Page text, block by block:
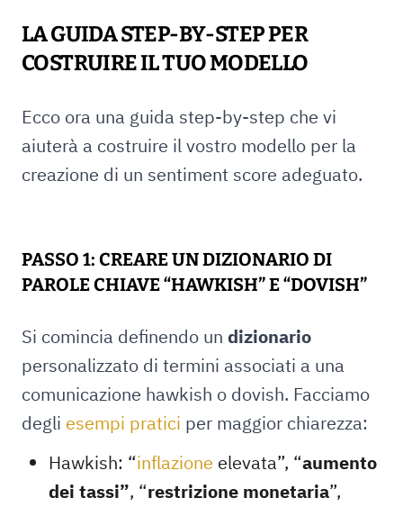
LA GUIDA STEP-BY-STEP PER
COSTRUIRE IL TUO MODELLO
Ecco ora una guida step-by-step che vi
aiuterà a costruire il vostro modello per la
creazione di un sentiment score adeguato.
PASSO 1: CREARE UN DIZIONARIO DI
PAROLE CHIAVE “HAWKISH” E “DOVISH”
Si comincia definendo un dizionario
personalizzato di termini associati a una
comunicazione hawkish o dovish. Facciamo
degli esempi pratici per maggior chiarezza:
Hawkish: “inflazione elevata”, “aumento
dei tassi”, “restrizione monetaria”,